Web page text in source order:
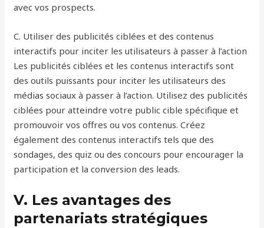
avec vos prospects.
C. Utiliser des publicités ciblées et des contenus
interactifs pour inciter les utilisateurs à passer à l’action
Les publicités ciblées et les contenus interactifs sont
des outils puissants pour inciter les utilisateurs des
médias sociaux à passer à l’action. Utilisez des publicités
ciblées pour atteindre votre public cible spécifique et
promouvoir vos offres ou vos contenus. Créez
également des contenus interactifs tels que des
sondages, des quiz ou des concours pour encourager la
participation et la conversion des leads.
V. Les avantages des
partenariats stratégiques